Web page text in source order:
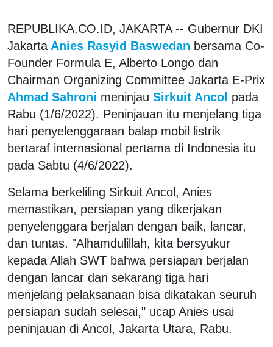
REPUBLIKA.CO.ID, JAKARTA -- Gubernur DKI
Jakarta Anies Rasyid Baswedan bersama Co-
Founder Formula E, Alberto Longo dan
Chairman Organizing Committee Jakarta E-Prix
Ahmad Sahroni meninjau Sirkuit Ancol pada
Rabu (1/6/2022). Peninjauan itu menjelang tiga
hari penyelenggaraan balap mobil listrik
bertaraf internasional pertama di Indonesia itu
pada Sabtu (4/6/2022).
Selama berkeliling Sirkuit Ancol, Anies
memastikan, persiapan yang dikerjakan
penyelenggara berjalan dengan baik, lancar,
dan tuntas. "Alhamdulillah, kita bersyukur
kepada Allah SWT bahwa persiapan berjalan
dengan lancar dan sekarang tiga hari
menjelang pelaksanaan bisa dikatakan seuruh
persiapan sudah selesai," ucap Anies usai
peninjauan di Ancol, Jakarta Utara, Rabu.